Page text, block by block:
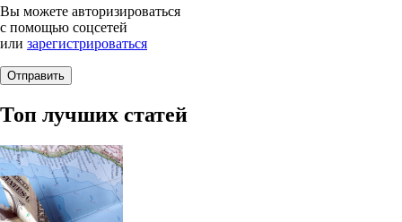
Вы можете авторизироваться
с помощью соцсетей
или зарегистрироваться
Топ лучших статей